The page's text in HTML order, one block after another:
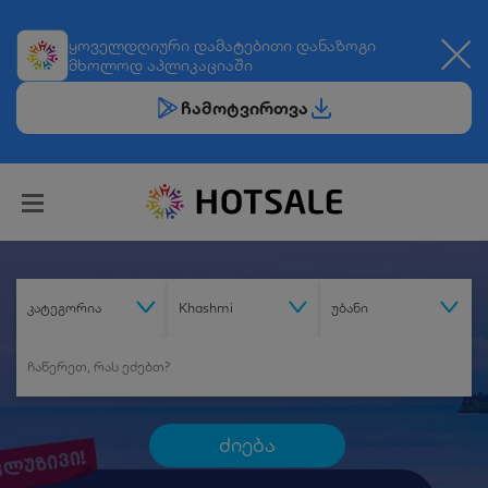
ყოველდღიური დამატებითი დანაზოგი
მხოლოდ აპლიკაციაში
ჩამოტვირთვა
კატეგორია Khashmi უბანი
ძიება